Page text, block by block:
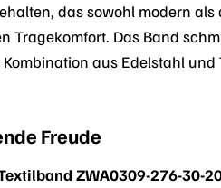
das sowohl modern
Das Band
aus Edelstahl
Freude
ZWA0309-276-30-